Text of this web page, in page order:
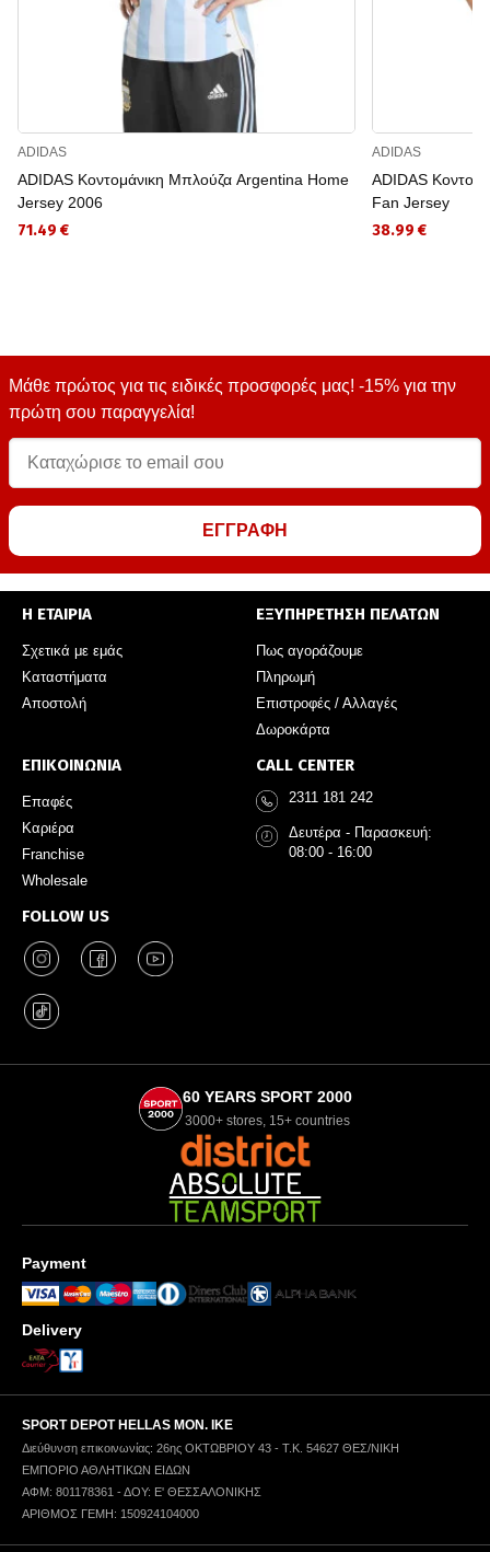
ADIDAS
ADIDAS Κοντομάνικη Μπλούζα Argentina Home
Jersey 2006
71.49 €
ADIDAS
ADIDAS
Fan Jersey
38.99 €
Μάθε πρώτος για τις ειδικές προσφορές μας! -15% για την
πρώτη σου παραγγελία!
ΕΓΓΡΑΦΗ
Η ΕΤΑΙΡΙΑ
Σχετικά με εμάς
Καταστήματα
Αποστολή
ΕΞΥΠΗΡΕΤΗΣΗ ΠΕΛΑΤΩΝ
Πως αγοράζουμε
Πληρωμή
Επιστροφές / Αλλαγές
Δωροκάρτα
ΕΠΙΚΟΙΝΩΝΙΑ
Επαφές
Καριέρα
Franchise
Wholesale
FOLLOW US
CALL CENTER
2311 181 242
Δευτέρα - Παρασκευή:
08:00 - 16:00
60 YEARS SPORT 2000
3000+ stores, 15+ countries
Payment
Delivery
SPORT DEPOT HELLAS ΜΟΝ. ΙΚΕ
Διεύθυνση επικοινωνίας: 26ης ΟΚΤΩΒΡΙΟΥ 43 - Τ.Κ. 54627 ΘΕΣ/ΝΙΚΗ
ΕΜΠΟΡΙΟ ΑΘΛΗΤΙΚΩΝ ΕΙΔΩΝ
ΑΦΜ: 801178361 - ΔΟΥ: Ε' ΘΕΣΣΑΛΟΝΙΚΗΣ
ΑΡΙΘΜΟΣ ΓΕΜΗ: 150924104000